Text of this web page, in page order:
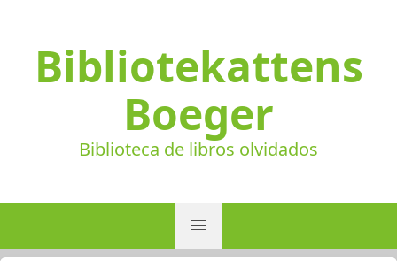
Bibliotekattens
Boeger
Biblioteca de libros olvidados